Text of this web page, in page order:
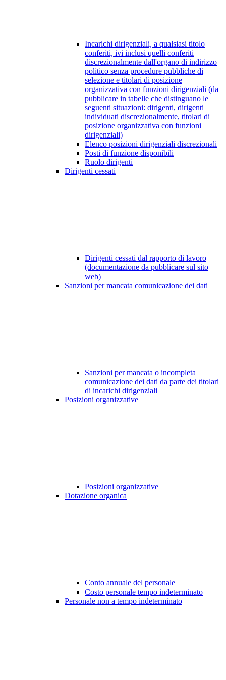
Incarichi dirigenziali, a qualsiasi titolo
conferiti, ivi inclusi quelli conferiti
discrezionalmente dall'organo di indirizzo
politico senza procedure pubbliche di
selezione e titolari di posizione
organizzativa con funzioni dirigenziali (da
pubblicare in tabelle che distinguano le
seguenti situazioni: dirigenti, dirigenti
individuati discrezionalmente, titolari di
posizione organizzativa con funzioni
dirigenziali)
Elenco posizioni dirigenziali discrezionali
Posti di funzione disponibili
Ruolo dirigenti
Dirigenti cessati
Dirigenti cessati dal rapporto di lavoro
(documentazione da pubblicare sul sito
web)
Sanzioni per mancata comunicazione dei dati
Sanzioni per mancata o incompleta
comunicazione dei dati da parte dei titolari
di incarichi dirigenziali
Posizioni organizzative
Posizioni organizzative
Dotazione organica
Conto annuale del personale
Costo personale tempo indeterminato
Personale non a tempo indeterminato